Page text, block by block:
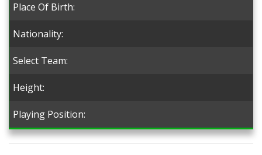
Place Of Birth:
Nationality:
Select Team:
Height:
Playing Position: